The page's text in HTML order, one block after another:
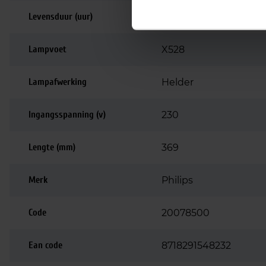
Levensduur (uur)
Lampvoet X528
Lampafwerking Helder
Ingangsspanning (v) 230
Lengte (mm) 369
Merk Philips
Code 20078500
Ean code 8718291548232